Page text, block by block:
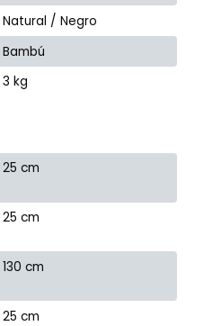
Natural / Negro
Bambú
3 kg
25 cm
25 cm
130 cm
25 cm